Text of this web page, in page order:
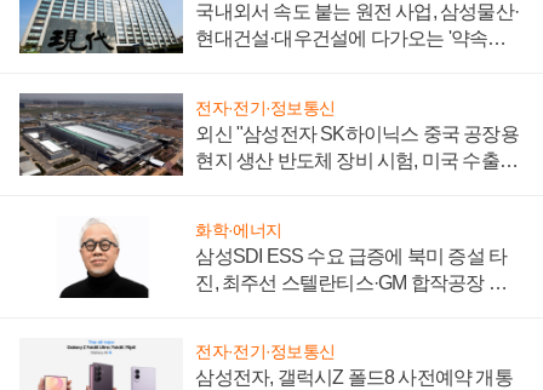
국내외서 속도 붙는 원전 사업, 삼성물산·
현대건설·대우건설에 다가오는 '약속의
전자·전기·정보통신
외신 "삼성전자 SK하이닉스 중국 공장용
현지 생산 반도체 장비 시험, 미국 수출통
화학·에너지
삼성SDI ESS 수요 급증에 북미 증설 타
진, 최주선 스텔란티스·GM 합작공장 건
전자·전기·정보통신
삼성전자, 갤럭시Z 폴드8 사전예약 개통